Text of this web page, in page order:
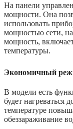
На панели
мощности. Она
использовать
мощностью сети,
мощность,
температуры.
Экономичный
В модели есть
будет нагреваться
температуре
обеззараживание